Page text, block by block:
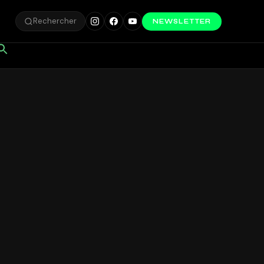
Rechercher NEWSLETTER